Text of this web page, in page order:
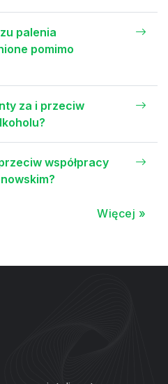
palenia
pomimo
za i przeciw
współpracy
Więcej »